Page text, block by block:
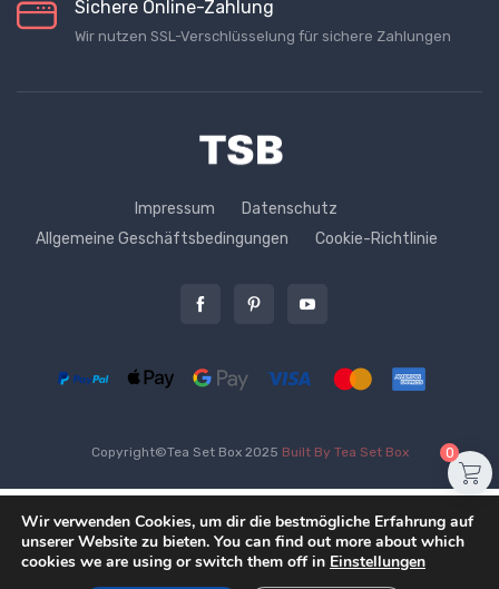
0
Sichere Online-Zahlung
Wir nutzen SSL-Verschlüsselung für sichere Zahlungen
Impressum
Datenschutz
Allgemeine Geschäftsbedingungen
Cookie-Richtlinie
Copyright©Tea Set Box 2025 Built By Tea Set Box
Bitte wähle unter
Yixing Tee-Dose loser Tee
Wir verwenden Cookies, um dir die bestmögliche Erfahrung auf
unserer Website zu bieten. You can find out more about which
cookies we are using or switch them off in Einstellungen